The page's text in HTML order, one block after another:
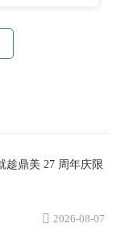
趁鼎美 27 周年庆限
2026-08-07